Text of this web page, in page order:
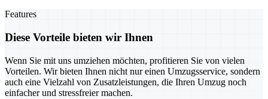
Features
Diese Vorteile bieten wir Ihnen
Wenn Sie mit uns umziehen möchten, profitieren Sie von vielen
Vorteilen. Wir bieten Ihnen nicht nur einen Umzugsservice, sondern
auch eine Vielzahl von Zusatzleistungen, die Ihren Umzug noch
einfacher und stressfreier machen.